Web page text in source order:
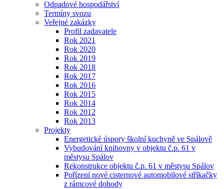
Odpadové hospodářství
Termíny svozu
Veřejné zakázky
Profil zadavatele
Rok 2021
Rok 2020
Rok 2019
Rok 2018
Rok 2017
Rok 2016
Rok 2015
Rok 2014
Rok 2012
Rok 2013
Projekty
Energetické úspory školní kuchyně ve Spálově
Vybudování knihovny v objektu č.p. 61 v
městysu Spálov
Rekonstrukce objektu č.p. 61 v městysu Spálov
Pořízení nové cisternové automobilové stříkačky
z rámcové dohody